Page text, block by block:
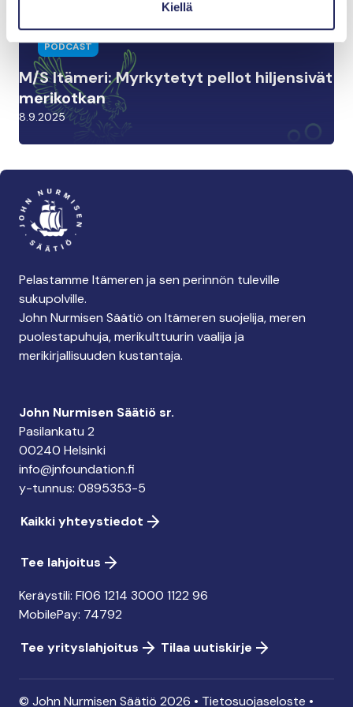
Kiellä
PODCAST
M/S Itämeri: Myrkytetyt pellot hiljensivät
merikotkan
8.9.2025
Pelastamme Itämeren ja sen perinnön tuleville
sukupolville.
John Nurmisen Säätiö on Itämeren suojelija, meren
puolestapuhuja, merikulttuurin vaalija ja
merikirjallisuuden kustantaja.
John Nurmisen Säätiö sr.
Pasilankatu 2
00240 Helsinki
info@jnfoundation.fi
y-tunnus: 0895353-5
Kaikki yhteystiedot
Tee lahjoitus
Keräystili: FI06 1214 3000 1122 96
MobilePay: 74792
Tee yrityslahjoitus
Tilaa uutiskirje
© John Nurmisen Säätiö 2026 • Tietosuojaseloste •